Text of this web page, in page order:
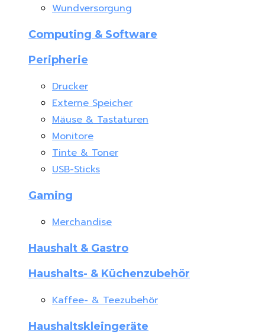
Wundversorgung
Computing & Software
Peripherie
Drucker
Externe Speicher
Mäuse & Tastaturen
Monitore
Tinte & Toner
USB-Sticks
Gaming
Merchandise
Haushalt & Gastro
Haushalts- & Küchenzubehör
Kaffee- & Teezubehör
Haushaltskleingeräte